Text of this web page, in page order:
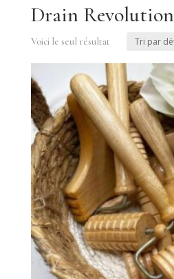
Drain Revolution
Voici le seul résultat